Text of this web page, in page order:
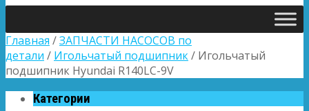
Главная /ЗАПЧАСТИ НАСОСОВ по
детали / Игольчатый подшипник/ Игольчатый
подшипник Hyundai R140LC-9V
Категории